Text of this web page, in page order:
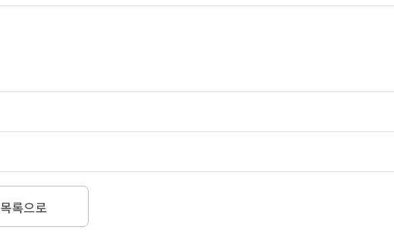
목록으로